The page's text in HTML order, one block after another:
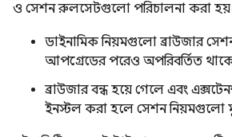
ও সেশন রুলসেটগুলো পরিচালনা করা
ডাইনামিক নিয়মগুলো ব্রাউজার
আপগ্রেডের পরেও অপরিবর্তিত
ব্রাউজার বন্ধ হয়ে গেলে এবং
ইনস্টল করা হলে সেশন নিয়মগুলো